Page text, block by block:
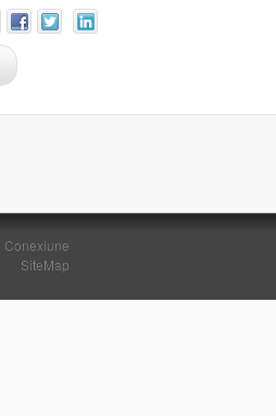
Conexiune
SiteMap